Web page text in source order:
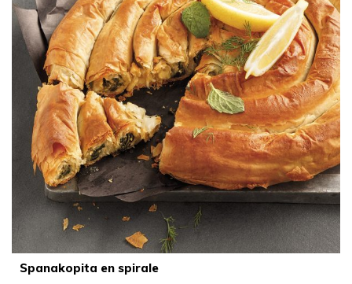
Spanakopita en spirale